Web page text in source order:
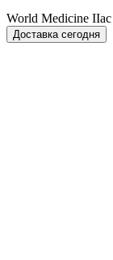
World Мedicine
Доставка сегодня